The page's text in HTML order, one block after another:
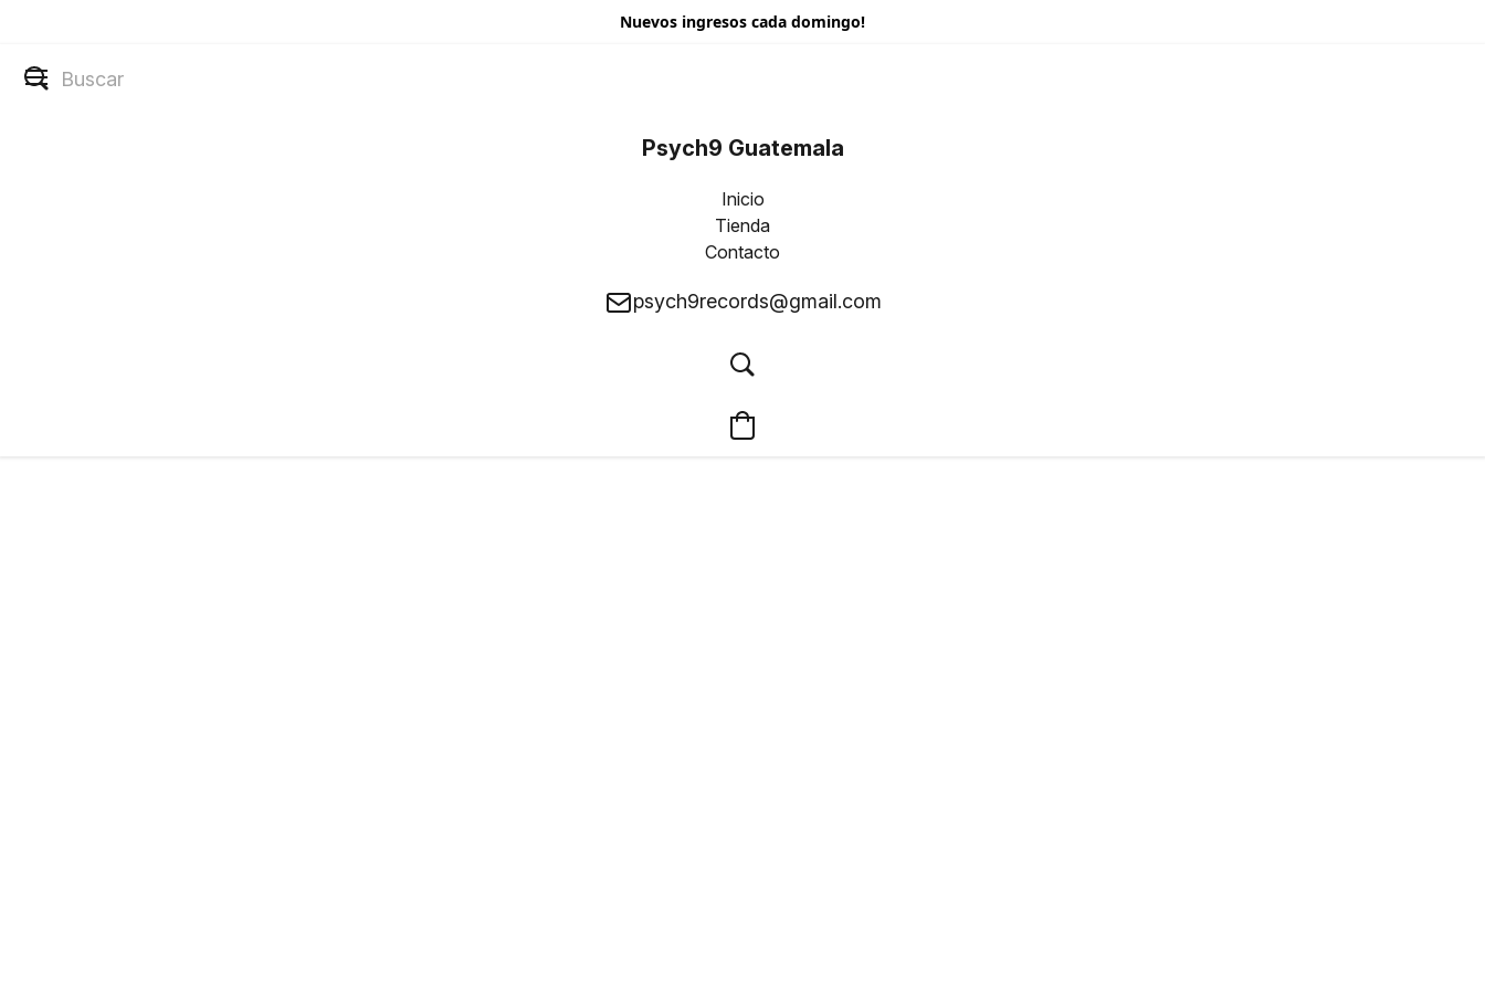
Nuevos ingresos cada domingo!
Psych9 Guatemala
Inicio
Tienda
Contacto
psych9records@gmail.com